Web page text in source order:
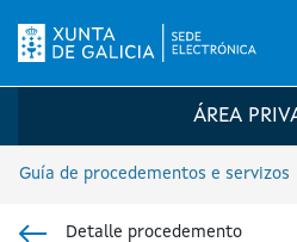
Logo da Sede
ÁREA
Guía de procedementos e servizos
Detalle procedemento